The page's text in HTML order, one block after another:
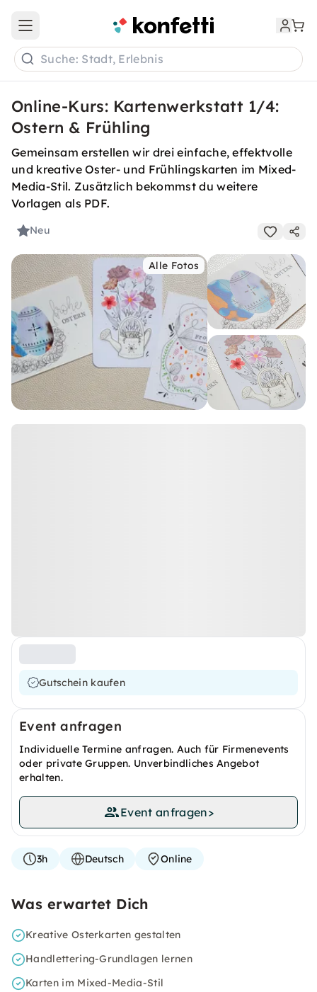
Open main menu
Suche: Stadt, Erlebnis
Online-Kurs: Kartenwerkstatt 1/4:
Ostern & Frühling
Gemeinsam erstellen wir drei einfache, effektvolle
und kreative Oster- und Frühlingskarten im Mixed-
Media-Stil. Zusätzlich bekommst du weitere
Vorlagen als PDF.
Neu
Alle Fotos
Gutschein kaufen
Event anfragen
Individuelle Termine anfragen. Auch für Firmenevents
oder private Gruppen. Unverbindliches Angebot
erhalten.
Event anfragen>
3h Deutsch Online
Was erwartet Dich
Kreative Osterkarten gestalten
Handlettering-Grundlagen lernen
Karten im Mixed-Media-Stil